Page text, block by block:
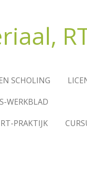
SCHOLING
WERKBLAD
PRAKTIJK